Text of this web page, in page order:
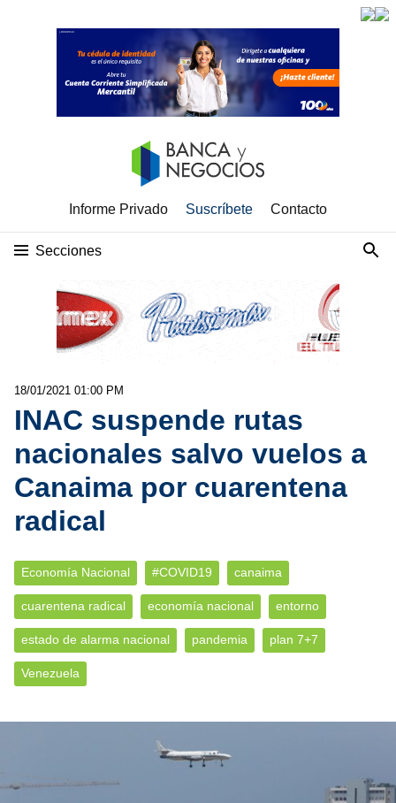
Informe Privado Suscríbete Contacto
Secciones
18/01/2021 01:00 PM
INAC suspende rutas
nacionales salvo vuelos a
Canaima por cuarentena
radical
Economía Nacional #COVID19 canaima
cuarentena radical economía nacional entorno
estado de alarma nacional pandemia plan 7+7
Venezuela